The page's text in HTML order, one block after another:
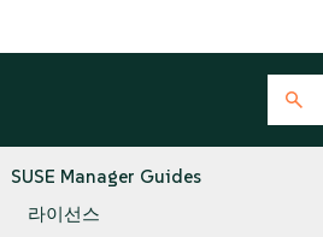
SUSE Manager Guides
라이선스